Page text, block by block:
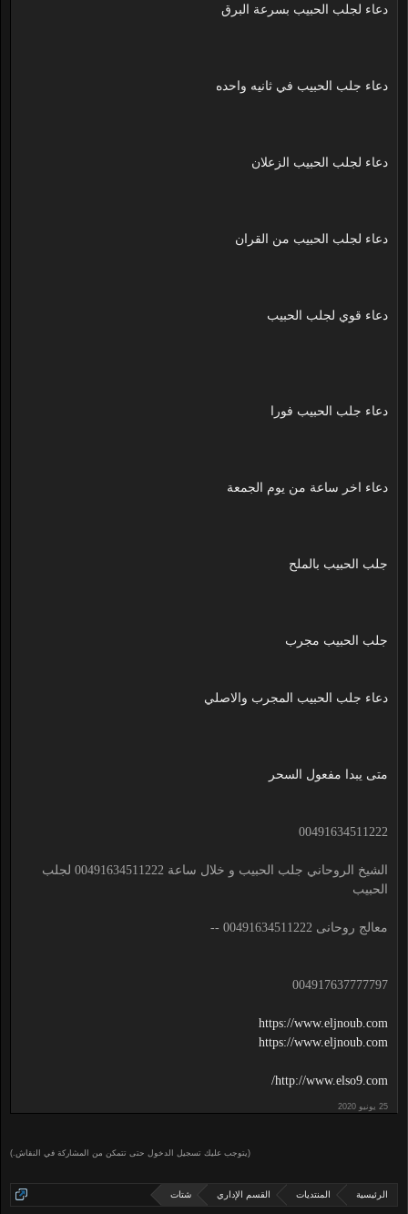
دعاء لجلب الحبيب بسرعة البرق
دعاء جلب الحبيب في ثانيه واحده
دعاء لجلب الحبيب الزعلان
دعاء لجلب الحبيب من القران
دعاء قوي لجلب الحبيب
دعاء جلب الحبيب فورا
دعاء اخر ساعة من يوم الجمعة
جلب الحبيب بالملح
جلب الحبيب مجرب
دعاء جلب الحبيب المجرب والاصلي
متى يبدا مفعول السحر
00491634511222
الشيخ الروحاني جلب الحبيب و خلال ساعة 00491634511222 لجلب
الحبيب
معالج روحانى 00491634511222 --
004917637777797
https://www.eljnoub.com
https://www.eljnoub.com
http://www.elso9.com/
(يتوجب عليك تسجيل الدخول حتى تتمكن من المشاركة في النقاش.)
الرئيسية المنتديات القسم الإداري شتات